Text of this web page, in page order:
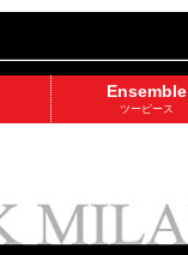
Ensemble
ツーピース